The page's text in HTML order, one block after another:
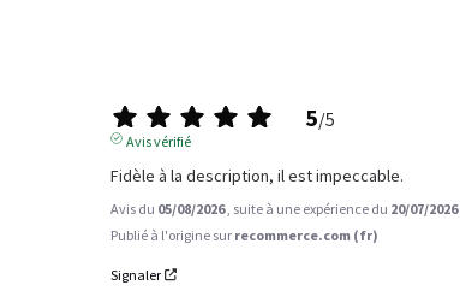
5/5
Avis vérifié
Fidèle à la description, il est impeccable.
Avis du 05/08/2026 , suite à une expérience du 20/07/2026
Publié à l'origine sur recommerce.com (fr)
Signaler